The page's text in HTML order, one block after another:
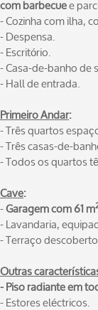
com barbecuee
- Cozinha com ilha,
- Despensa.
- Escritório.
- Casa-de-banho de
- Hall de entrada.
Primeiro Andar:
- Três quartos
- Três casas-de-
- Todos os quartos
Cave:
-Garagem com 61 m
- Lavandaria,
- Terraço
Outras
- Piso radiante em
- Estores eléctricos.